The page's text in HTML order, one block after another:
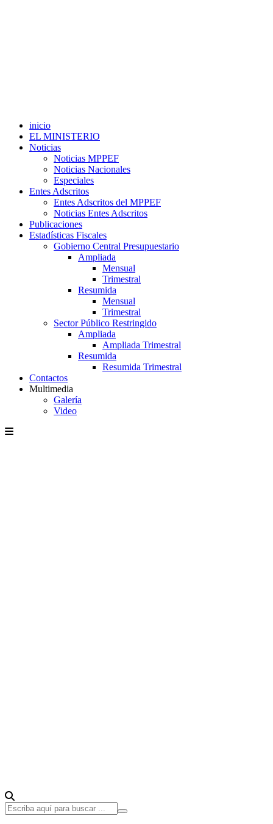
inicio
EL MINISTERIO
Noticias
Noticias MPPEF
Noticias Nacionales
Especiales
Entes Adscritos
Entes Adscritos del MPPEF
Noticias Entes Adscritos
Publicaciones
Estadísticas Fiscales
Gobierno Central Presupuestario
Ampliada
Mensual
Trimestral
Resumida
Mensual
Trimestral
Sector Público Restringido
Ampliada
Ampliada Trimestral
Resumida
Resumida Trimestral
Contactos
Multimedia
Galería
Video